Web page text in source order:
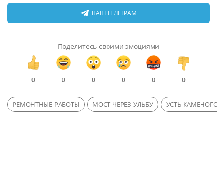
НАШ ТЕЛЕГРАМ
Поделитесь своими эмоциями
0 0 0 0 0 0
РЕМОНТНЫЕ РАБОТЫ МОСТ ЧЕРЕЗ УЛЬБУ УСТЬ-